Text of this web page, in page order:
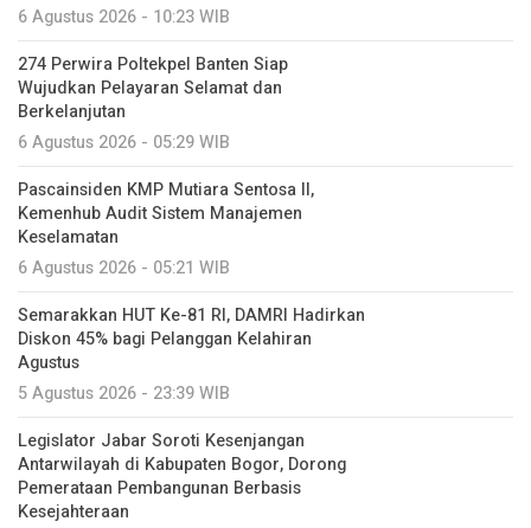
6 Agustus 2026 - 10:23 WIB
274 Perwira Poltekpel Banten Siap
Wujudkan Pelayaran Selamat dan
Berkelanjutan
6 Agustus 2026 - 05:29 WIB
Pascainsiden KMP Mutiara Sentosa II,
Kemenhub Audit Sistem Manajemen
Keselamatan
6 Agustus 2026 - 05:21 WIB
Semarakkan HUT Ke-81 RI, DAMRI Hadirkan
Diskon 45% bagi Pelanggan Kelahiran
Agustus
5 Agustus 2026 - 23:39 WIB
Legislator Jabar Soroti Kesenjangan
Antarwilayah di Kabupaten Bogor, Dorong
Pemerataan Pembangunan Berbasis
Kesejahteraan